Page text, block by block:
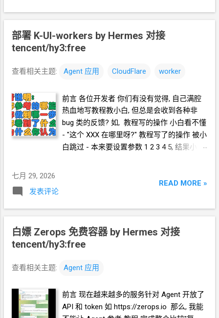
的 .env 中有 cloudflare.com 的 token, 也有...
Hermes curl -fsSL https://hermes-
agent.nousresearch.com/install.sh | bash 就
选默认第一项 根据提示, 把框起来的部分, 用
浏览器打开 会提示你注册账号, 绑信用卡, ...
行, 提示你选择模型 你可以选免费的
步问你要不要连接 telegram, 我图省事选 跳
过 然后就安装完了, 在命令行运行 hermes 就
能开始使用了. 启动 Hermes 命令行执行
hermes 你会看到这样的界面 设置 yolo 模式
避免 agent 干活时停下来向你请求权限.
/yolo 使唤 Hermes 安装 omniroute 学习
始工作了 过一会儿, 安装完成了, 而且运行起
模型 你自己启动浏览器使用 omniroute, 在没
型. hermes 忙啊, 忙啊, 一会儿, 结果如下 接
下来 想干嘛就看你自己的需求. 如果你只是想
使唤 hermes 配置给
使用 如果你想对外提供, 你就自然语言问
hermes 如果我要对外提供这些模型, 还需要
部署 K-UI-workers by Hermes 对接
tencent/hy3:free
查看相关主题: Agent 应用 CloudFlare worker
前言 各位开发者 你们有没有觉得, 自己满腔
热血地写教程教小白, 但总是会收到各种非
bug 类的反馈? 如, 教程写的操作 小白看不懂
- "这个 XXX 在哪里呀?" 教程写了的操作 被小
白跳过 - 本来要设置参数 1 2 3 4 5, 结果小白
身边最好的助理和教练有了. 你可以让小白使
各位小白 你们有没有觉得, 自己满腔热血地来
跟着大佬的教程学技术, 但是这教程是真长啊,
里面的字是真多啊, 术语是真看不懂啊, 自己
的技术水平只有鼠标键盘和英文字母啊! 去社
步了?" 老天啊! 整篇教程就是个迷宫啊! 我怎
了, 你身边最好的助理和教练有了. 你可以使
唤你自己的
Agent
去阅读教程, 完成部署. 以
<K-UI-workers> 为例
七月 29, 2026
发表评论
READ MORE »
白嫖 Zerops 免费容器 by Hermes 对接
tencent/hy3:free
查看相关主题: Agent 应用
前言 现在越来越多的服务针对 Agent 开放了
API 和 token 如 https://zerops.io 那么, 我能